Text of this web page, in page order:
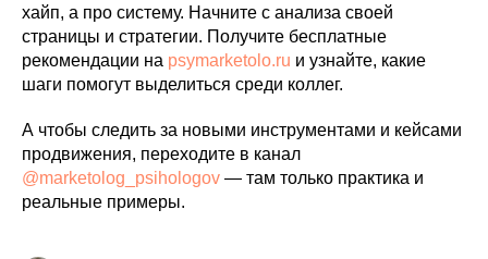
хайп, а про систему. Начните с анализа своей
страницы и стратегии. Получите бесплатные
рекомендации на psymarketolo.ru и узнайте, какие
шаги помогут выделиться среди коллег.
А чтобы следить за новыми инструментами и кейсами
продвижения, переходите в канал
@marketolog_psihologov — там только практика и
реальные примеры.